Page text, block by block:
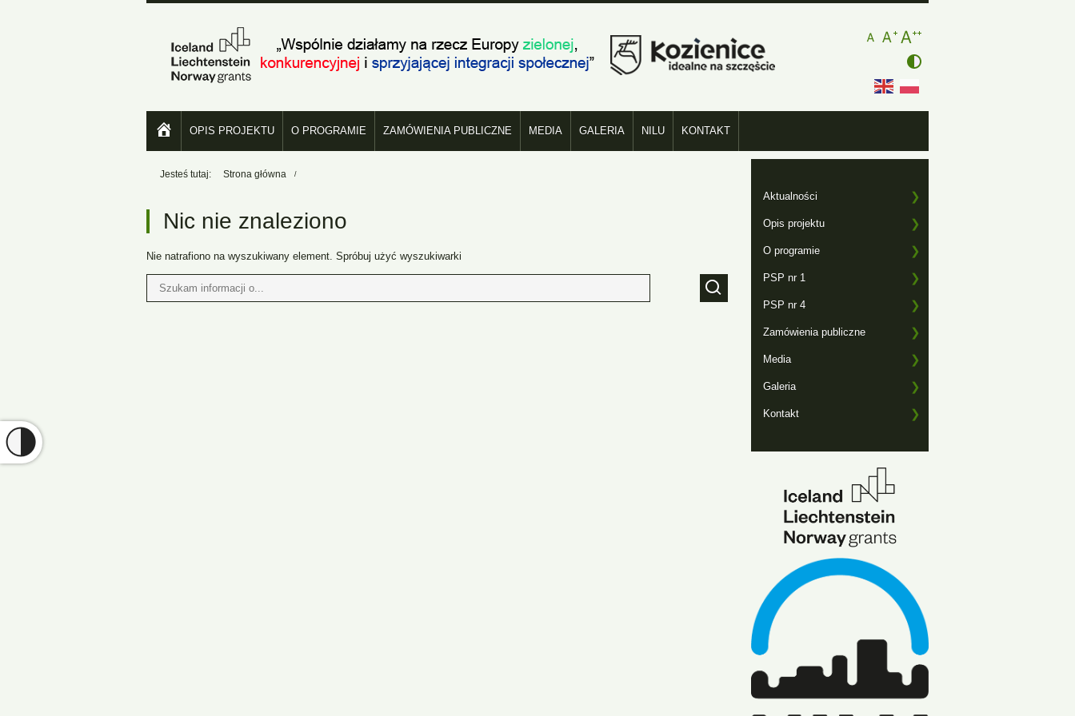
Szkoły
Dobrego
Klimatu
Budowa edukacyjnych stref zielonych w Publicznej Szkole Podstawowej nr 1 i Publicznej Szkole Podstawowej nr 4 w Kozienicach na rzecz łagodzenia klimatu i
adaptacji do ich skutków
Menu
OPIS PROJEKTU O PROGRAMIE ZAMÓWIENIA PUBLICZNE MEDIA GALERIA NILU KONTAKT
Jesteś tutaj: Strona główna
Nic nie znaleziono
Nie natrafiono na wyszukiwany element. Spróbuj użyć wyszukiwarki
wpisz
Aktualności
Opis projektu
O programie
PSP nr 1
PSP nr 4
Zamówienia publiczne
Media
Galeria
Kontakt